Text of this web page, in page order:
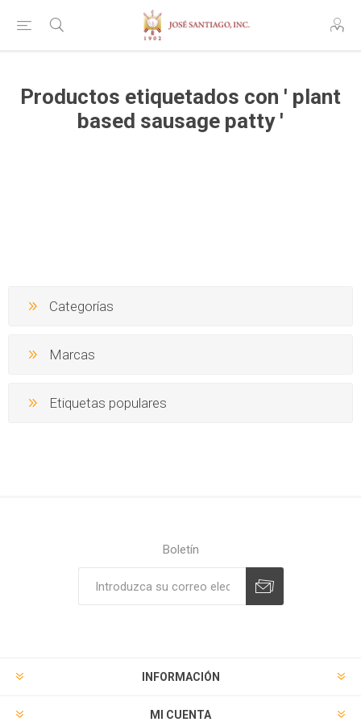
Productos etiquetados con ' plant
based sausage patty '
Categorías
Marcas
Etiquetas populares
Boletín
INFORMACIÓN
MI CUENTA